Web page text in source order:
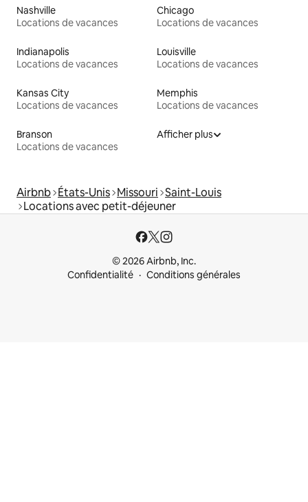
Nashville
Locations de vacances
Chicago
Locations de vacances
Indianapolis
Locations de vacances
Louisville
Locations de vacances
Kansas City
Locations de vacances
Memphis
Locations de vacances
Branson
Locations de vacances
Afficher plus
Airbnb États-Unis Missouri Saint-Louis
Locations avec petit-déjeuner
© 2026 Airbnb, Inc.
Confidentialité
Conditions générales